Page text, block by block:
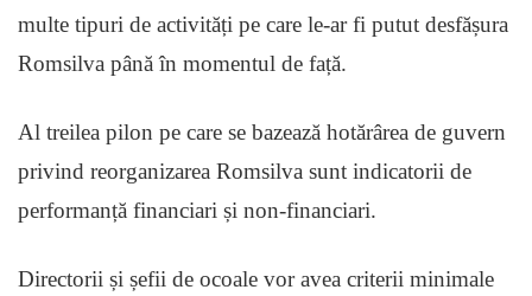
multe tipuri de activități pe care le-ar fi putut desfășura
Romsilva până în momentul de față.
Al treilea pilon pe care se bazează hotărârea de guvern
privind reorganizarea Romsilva sunt indicatorii de
performanță financiari și non-financiari.
Directorii și șefii de ocoale vor avea criterii minimale